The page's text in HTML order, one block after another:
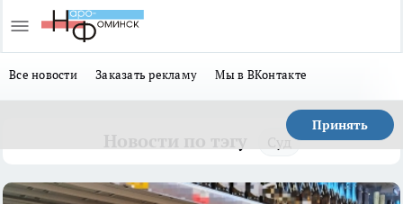
Все новости Заказать рекламу Мы в ВКонтакте
Принять
Суд